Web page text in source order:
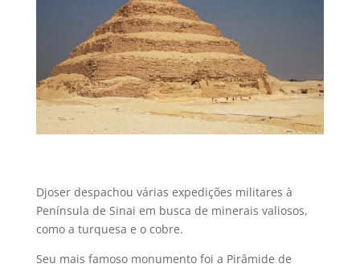
Djoser despachou várias expedições militares à
Península de Sinai em busca de minerais valiosos,
como a turquesa e o cobre.
Seu mais famoso monumento foi a Pirâmide de